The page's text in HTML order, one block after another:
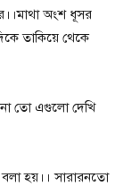
অংশ ধূসর
তাকিয়ে থেকে
তো এগুলো দেখি
হয়।। সারারনতো